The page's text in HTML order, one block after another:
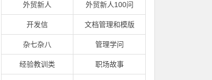
外贸新人 外贸新人100问
开发信 文档管理和模版
杂七杂八 管理学问
经验教训类 职场故事